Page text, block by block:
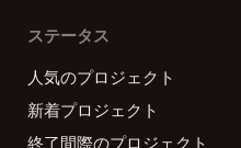
ステータス
人気のプロジェクト
新着プロジェクト
終了間際のプロジェクト